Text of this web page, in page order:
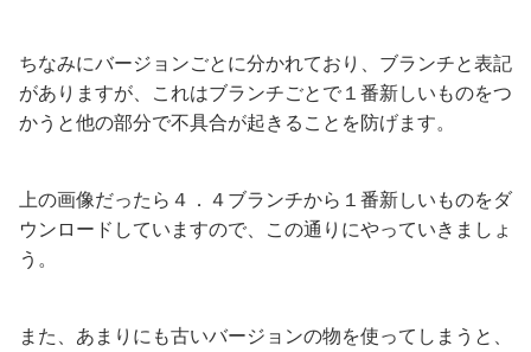
ちなみにバージョンごとに分かれており、ブランチと表記
がありますが、これはブランチごとで１番新しいものをつ
かうと他の部分で不具合が起きることを防げます。
上の画像だったら４．４ブランチから１番新しいものをダ
ウンロードしていますので、この通りにやっていきましょ
う。
また、あまりにも古いバージョンの物を使ってしまうと、